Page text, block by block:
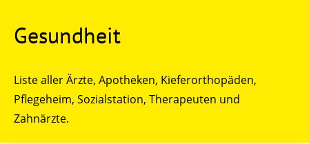
Gesundheit
Liste aller Ärzte, Apotheken, Kieferorthopäden,
Pflegeheim, Sozialstation, Therapeuten und
Zahnärzte.